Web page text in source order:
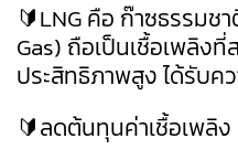
🔰LNG คือ ก๊าซธรรมช
Gas) ถือเป็นเชื้อเพลิงที่
ประสิทธิภาพสูง ได้รับค
🔰ลดต้นทุนค่าเชื้อเพลิ